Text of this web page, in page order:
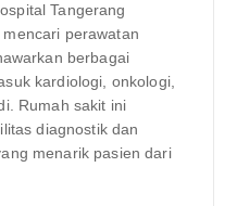
Tangerang
perawatan
berbagai
kardiologi, onkologi,
Rumah sakit ini
diagnostik dan
menarik pasien dari